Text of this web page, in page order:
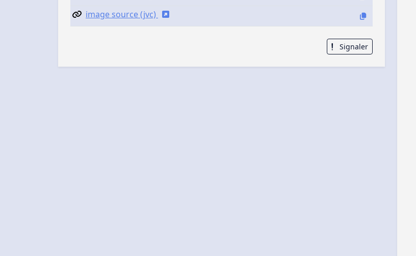
image source (jvc)
Signaler